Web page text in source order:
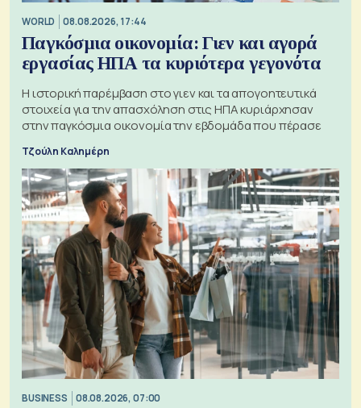
WORLD 08.08.2026, 17:44
Παγκόσμια οικονομία: Γιεν και αγορά
εργασίας ΗΠΑ τα κυριότερα γεγονότα
Η ιστορική παρέμβαση στο γιεν και τα απογοητευτικά
στοιχεία για την απασχόληση στις ΗΠΑ κυριάρχησαν
στην παγκόσμια οικονομία την εβδομάδα που πέρασε
Τζούλη Καλημέρη
BUSINESS 08.08.2026, 07:00